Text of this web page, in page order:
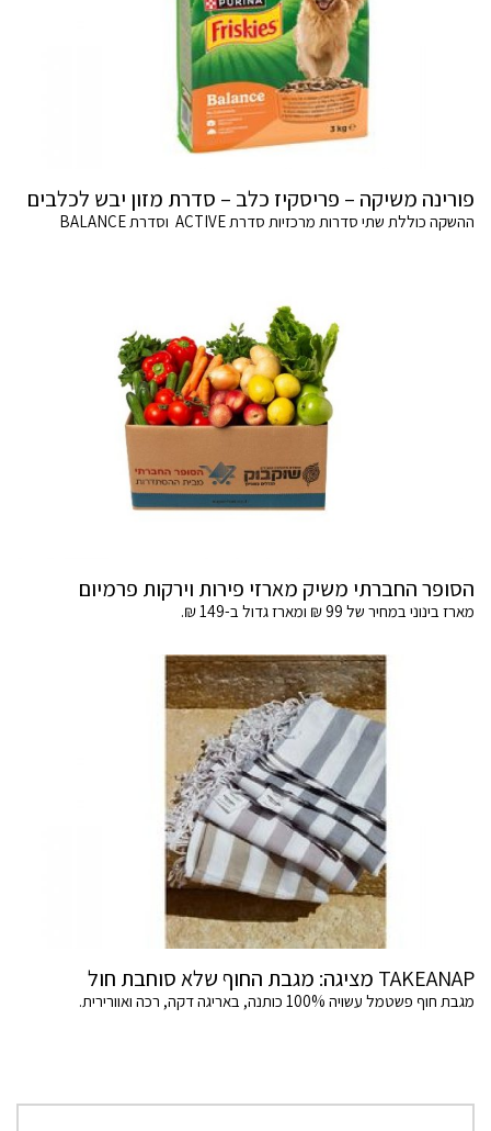
פורינה משיקה – פריסקיז כלב – סדרת מזון יבש לכלבים
ההשקה כוללת שתי סדרות מרכזיות סדרת ACTIVE וסדרת BALANCE
הסופר החברתי משיק מארזי פירות וירקות פרמיום
מארז בינוני במחיר של 99 ₪ ומארז גדול ב-149 ₪.
TAKEANAP מציגה: מגבת החוף שלא סוחבת חול
מגבת חוף פשטמל עשויה 100% כותנה, באריגה דקה, רכה ואוורירית.